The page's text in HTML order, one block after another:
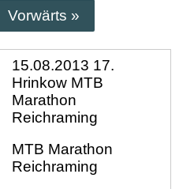
Vorwärts »
15.08.2013 17.
Hrinkow MTB
Marathon
Reichraming
MTB Marathon
Reichraming